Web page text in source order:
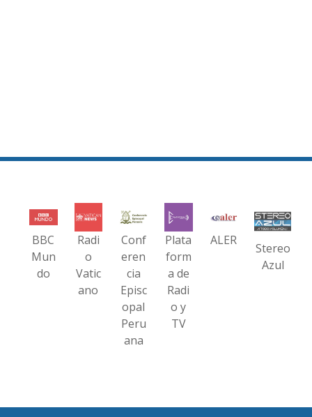
BBC
Mun
do
Radi
o
Vatic
ano
Conf
eren
cia
Episc
opal
Peru
ana
Plata
form
a de
Radi
o y
TV
ALER
Stereo
Azul